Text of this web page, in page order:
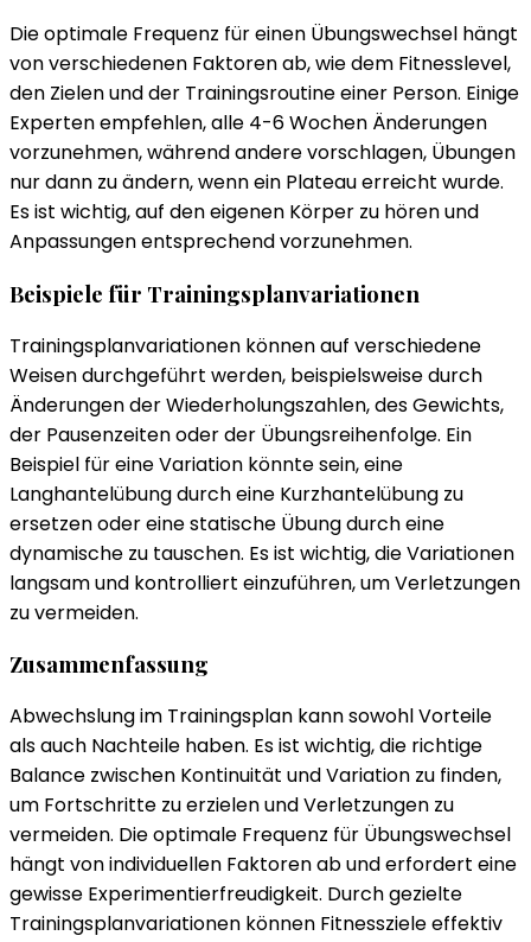
Die optimale Frequenz für einen Übungswechsel hängt
von verschiedenen Faktoren ab, wie dem Fitnesslevel,
den Zielen und der Trainingsroutine einer Person. Einige
Experten empfehlen, alle 4-6 Wochen Änderungen
vorzunehmen, während andere vorschlagen, Übungen
nur dann zu ändern, wenn ein Plateau erreicht wurde.
Es ist wichtig, auf den eigenen Körper zu hören und
Anpassungen entsprechend vorzunehmen.
Beispiele für Trainingsplanvariationen
Trainingsplanvariationen können auf verschiedene
Weisen durchgeführt werden, beispielsweise durch
Änderungen der Wiederholungszahlen, des Gewichts,
der Pausenzeiten oder der Übungsreihenfolge. Ein
Beispiel für eine Variation könnte sein, eine
Langhantelübung durch eine Kurzhantelübung zu
ersetzen oder eine statische Übung durch eine
dynamische zu tauschen. Es ist wichtig, die Variationen
langsam und kontrolliert einzuführen, um Verletzungen
zu vermeiden.
Zusammenfassung
Abwechslung im Trainingsplan kann sowohl Vorteile
als auch Nachteile haben. Es ist wichtig, die richtige
Balance zwischen Kontinuität und Variation zu finden,
um Fortschritte zu erzielen und Verletzungen zu
vermeiden. Die optimale Frequenz für Übungswechsel
hängt von individuellen Faktoren ab und erfordert eine
gewisse Experimentierfreudigkeit. Durch gezielte
Trainingsplanvariationen können Fitnessziele effektiv